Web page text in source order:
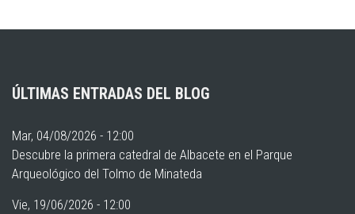
ÚLTIMAS ENTRADAS DEL BLOG
Mar, 04/08/2026 - 12:00
Descubre la primera catedral de Albacete en el Parque
Arqueológico del Tolmo de Minateda
Vie, 19/06/2026 - 12:00